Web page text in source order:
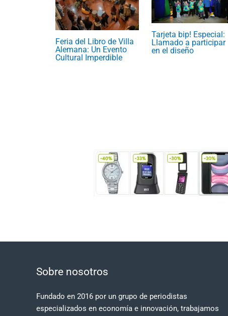
Feria del Libro de Villa
Alemana: Un Evento
Cultural Imperdible
Tarjeta bip! Especial:
Llamado a participar
en el diseño
Sobre nosotros
Fundado en 2016 por un grupo de periodistas
especializados en economía e innovación, trabajamos